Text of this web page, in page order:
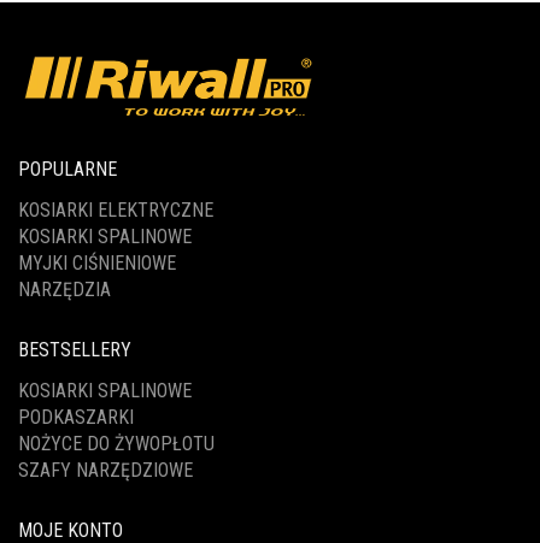
POPULARNE
KOSIARKI ELEKTRYCZNE
KOSIARKI SPALINOWE
MYJKI CIŚNIENIOWE
NARZĘDZIA
BESTSELLERY
KOSIARKI SPALINOWE
PODKASZARKI
NOŻYCE DO ŻYWOPŁOTU
SZAFY NARZĘDZIOWE
MOJE KONTO